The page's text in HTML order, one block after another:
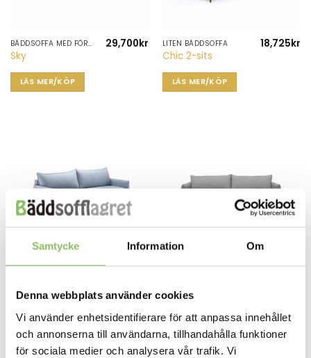
Samtycke Information Om
Denna webbplats använder cookies
Vi använder enhetsidentifierare för att anpassa innehållet
och annonserna till användarna, tillhandahålla funktioner
för sociala medier och analysera vår trafik. Vi
BÄDDSOFFA MED FÖRVARING
Sky
29,700kr
LÄS MER/KÖP
LITEN BÄDDSOFFA
Chic 2-sits
18,725kr
LÄS MER/KÖP
BÄDDSOFFA MED FÖRVARING 18,975kr BÄDDSOFFA MED FÖRVARING 18,975kr